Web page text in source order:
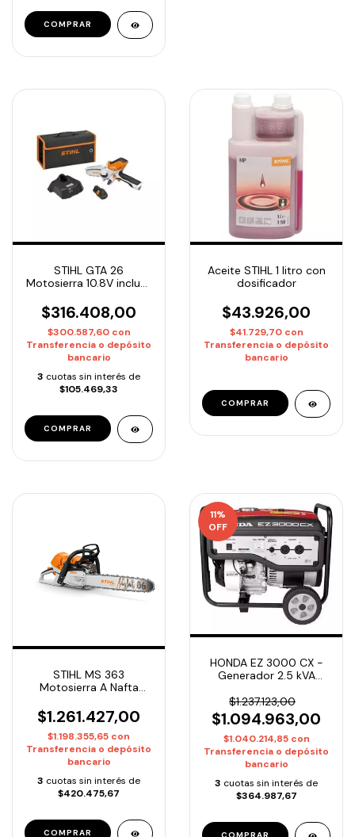
STIHL GTA 26
Motosierra 10.8V incluye
$316.408,00
$300.587,60 con
Transferencia o depósito
bancario
3 cuotas sin interés de
$105.469,33
Aceite STIHL 1 litro con
dosificador
$43.926,00
$41.729,70 con
Transferencia o depósito
bancario
STIHL MS 363
Motosierra A Nafta
Espada 50cm/20"
$1.261.427,00
$1.198.355,65 con
Transferencia o depósito
bancario
3 cuotas sin interés de
$420.475,67
11%
OFF
HONDA EZ 3000 CX -
Generador 2.5 kVA
Inmediata
$1.237.123,00
$1.094.963,00
$1.040.214,85 con
Transferencia o depósito
bancario
3 cuotas sin interés de
$364.987,67